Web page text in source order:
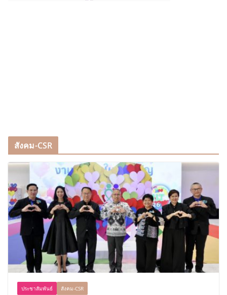
สังคม-CSR
ประชาสัมพันธ์ สังคม-CSR